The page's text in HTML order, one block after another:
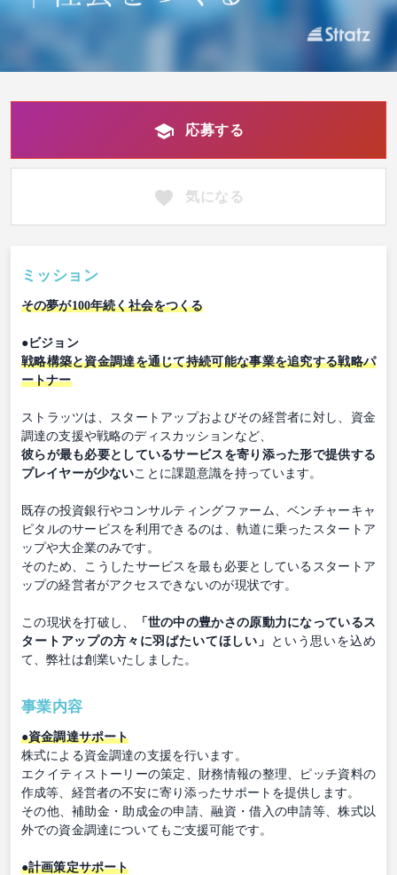
応募する
気になる
ミッション
その夢が100年続く社会をつくる
●ビジョン
戦略構築と資金調達を通じて持続可能な事業を追究する戦略パ
ートナー
ストラッツは、スタートアップおよびその経営者に対し、資金
調達の支援や戦略のディスカッションなど、
彼らが最も必要としているサービスを寄り添った形で提供する
プレイヤーが少ないことに課題意識を持っています。
既存の投資銀行やコンサルティングファーム、ベンチャーキャ
ピタルのサービスを利用できるのは、軌道に乗ったスタートア
ップや大企業のみです。
そのため、こうしたサービスを最も必要としているスタートア
ップの経営者がアクセスできないのが現状です。
この現状を打破し、
「世の中の豊かさの原動力になっているス
タートアップの方々に羽ばたいてほしい」
という思いを込め
て、弊社は創業いたしました。
事業内容
●資金調達サポート
株式による資金調達の支援を行います。
エクイティストーリーの策定、財務情報の整理、ピッチ資料の
作成等、経営者の不安に寄り添ったサポートを提供します。
その他、補助金・助成金の申請、融資・借入の申請等、株式以
外での資金調達についてもご支援可能です。
●計画策定サポート